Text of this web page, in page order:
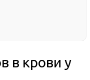
в крови у